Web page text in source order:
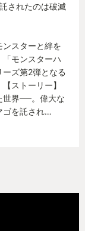
されたのは破滅
ンスターと絆を
モンスターハ
ズ第2弾となる
ストーリー】
世界──。偉大な
ゴを託され…